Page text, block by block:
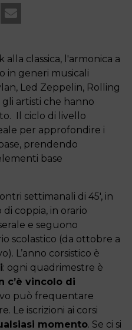
classica, l'armonica a
in generi musicali
Led Zeppelin, Rolling
artisti che hanno
Il ciclo di livello
per approfondire i
prendendo
base
settimanali di 45′, in
di coppia, in orario
e seguono
scolastico (da ottobre a
L’anno corsistico è
: ogni quadrimestre è
c’è vincolo di
può frequentare
Le iscrizioni ai corsi
momento. Se ci si